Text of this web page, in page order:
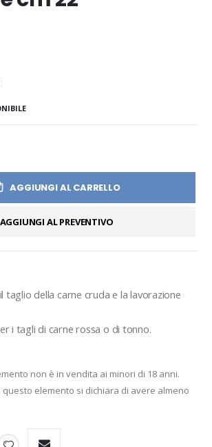
AGGIUNGI AL CARRELLO
AGGIUNGI AL PREVENTIVO
taglio della carne cruda e la lavorazione
i tagli di carne rossa o di tonno.
non è in vendita ai minori di 18 anni.
elemento si dichiara di avere almeno